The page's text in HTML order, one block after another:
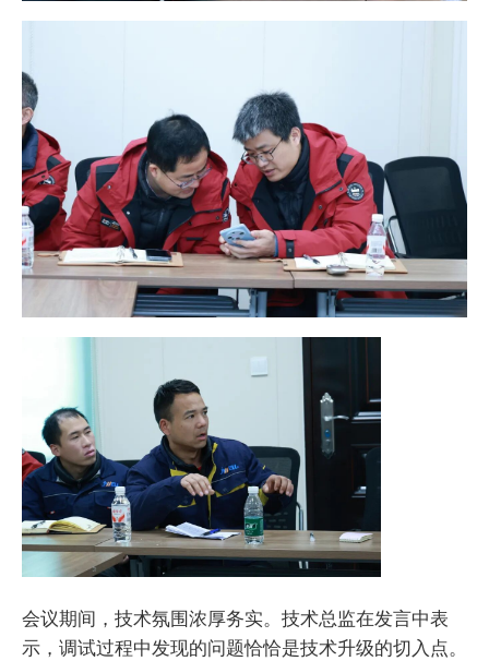
会议期间，技术氛围浓厚务实。技术总监在发言中表
示，调试过程中发现的问题恰恰是技术升级的切入点。